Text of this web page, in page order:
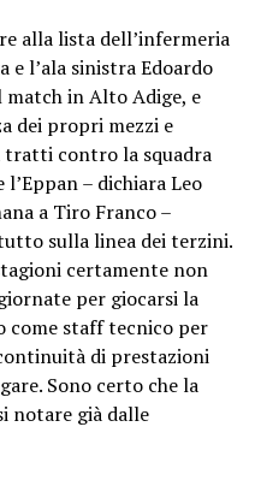
alla lista dell’infermeria
e l’ala sinistra Edoardo
match in Alto Adige, e
dei propri mezzi e
tratti contro la squadra
– dichiara Leo
a Tiro Franco –
sulla linea dei terzini.
certamente non
per giocarsi la
come staff tecnico per
di prestazioni
Sono certo che la
notare già dalle